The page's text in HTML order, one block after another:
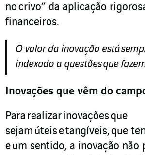
nocrivo” da aplicação
financeiros.
O valor da inovação está
indexado a questõesque
Inovações que vêm do
Para realizarinovaçõesque
sejam úteisetangíveis,que
eum sentido, a inovação não